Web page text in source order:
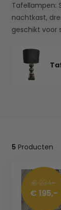
Tafellampen:
nachtkast,
geschikt voor
5 Producten
€ 234,-
€ 195,-